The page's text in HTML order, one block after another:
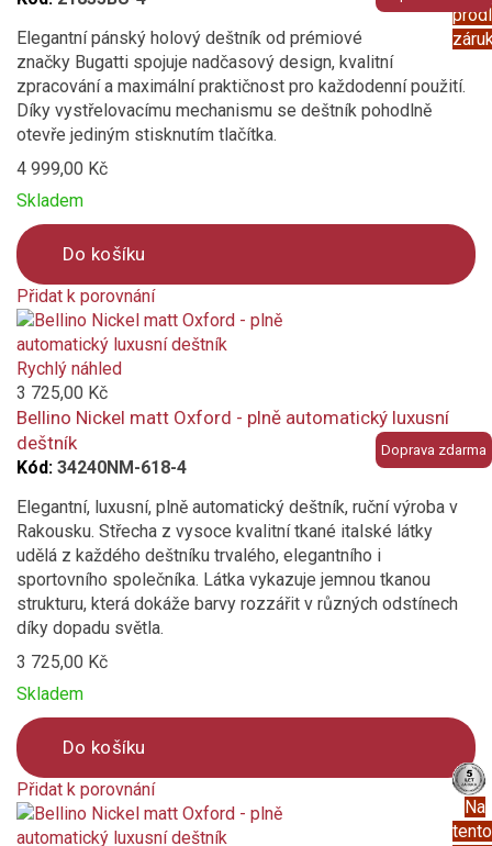
Elegantní pánský holový deštník od prémiové
značky Bugatti spojuje nadčasový design, kvalitní
zpracování a maximální praktičnost pro každodenní použití.
Díky vystřelovacímu mechanismu se deštník pohodlně
otevře jediným stisknutím tlačítka.
4 999,00 Kč
Skladem
Do košíku
Přidat k porovnání
Product
is
added
to
compare
Doprava zdarma
Na
tento
Rychlý náhled
3 725,00 Kč
Bellino Nickel matt Oxford - plně automatický luxusní
deštník
Kód: 34240NM-618-4
Elegantní, luxusní, plně automatický deštník, ruční výroba v
Rakousku. Střecha z vysoce kvalitní tkané italské látky
udělá z každého deštníku trvalého, elegantního i
sportovního společníka. Látka vykazuje jemnou tkanou
strukturu, která dokáže barvy rozzářit v různých odstínech
díky dopadu světla.
3 725,00 Kč
Skladem
Do košíku
Přidat k porovnání
Product
is